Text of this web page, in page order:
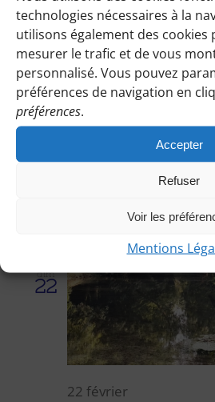
technologies nécessaires à la
utilisons également des
mesurer le trafic et de vous
personnalisé. Vous pouvez
préférences de navigation en
préférences.
Accepter
Refuser
Voir les
Mentions
de Seine – 2 Ch – 20 km
8 février
dim
22
22 février